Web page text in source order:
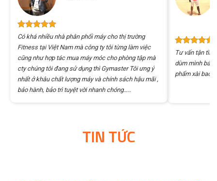
Có khá nhiều nhà phân phối máy cho thị trường
Fitness tại Việt Nam mà công ty tôi từng làm việc
cũng như hợp tác mua máy móc cho phòng tập mà
cty chúng tôi đang sử dụng thì Gymaster Tôi ưng ý
nhất ở khâu chất lượng máy và chính sách hậu mãi ,
bảo hành, bảo trì tuyệt vời nhanh chóng…..
Tư vấn tận
dùm mình
phẩm xài bao
TIN TỨC